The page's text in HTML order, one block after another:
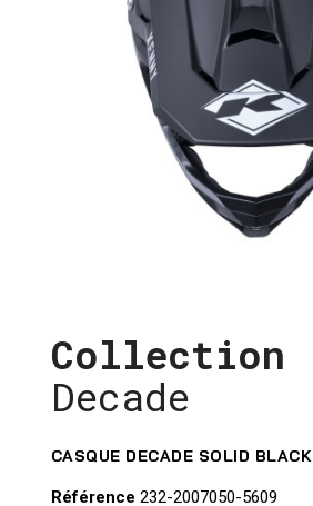
Collection
Decade
CASQUE DECADE SOLID BLACK
Référence 232-2007050-5609